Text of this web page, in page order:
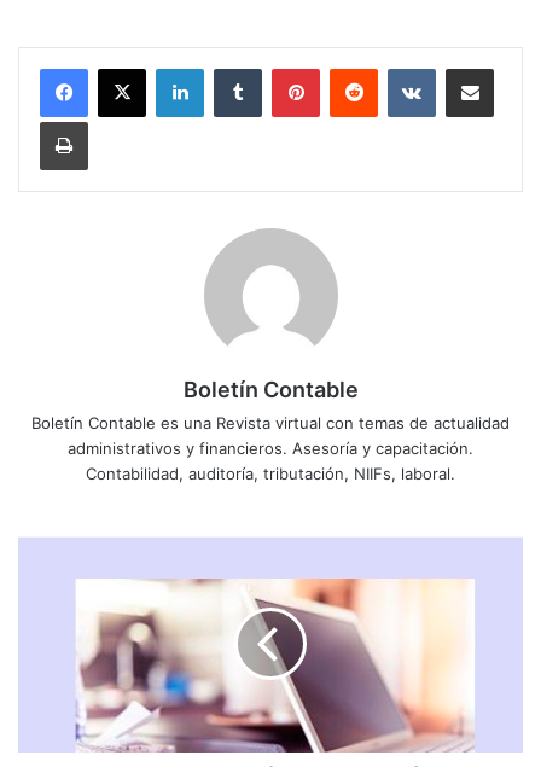
LinkedInTumblr PinterestReddit VKontakteCompartir por
Imprimir
Boletín Contable
Boletín Contable es una Revista virtual con temas de actualidad
administrativos y financieros. Asesoría y capacitación.
Contabilidad, auditoría, tributación, NIIFs, laboral.
UTILIZACIÓN
NOTAS